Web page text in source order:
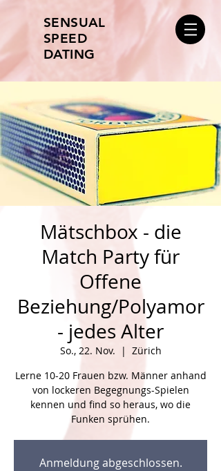
SENSUAL
SPEED
DATING
Mätschbox - die
Match Party für
Offene
Beziehung/Polyamor
- jedes Alter
So., 22. Nov.
  |
Zürich
Lerne 10-20 Frauen bzw. Männer anhand
von lockeren Begegnungs-Spielen
kennen und find so heraus, wo die
Funken sprühen.
Anmeldung abgeschlossen.